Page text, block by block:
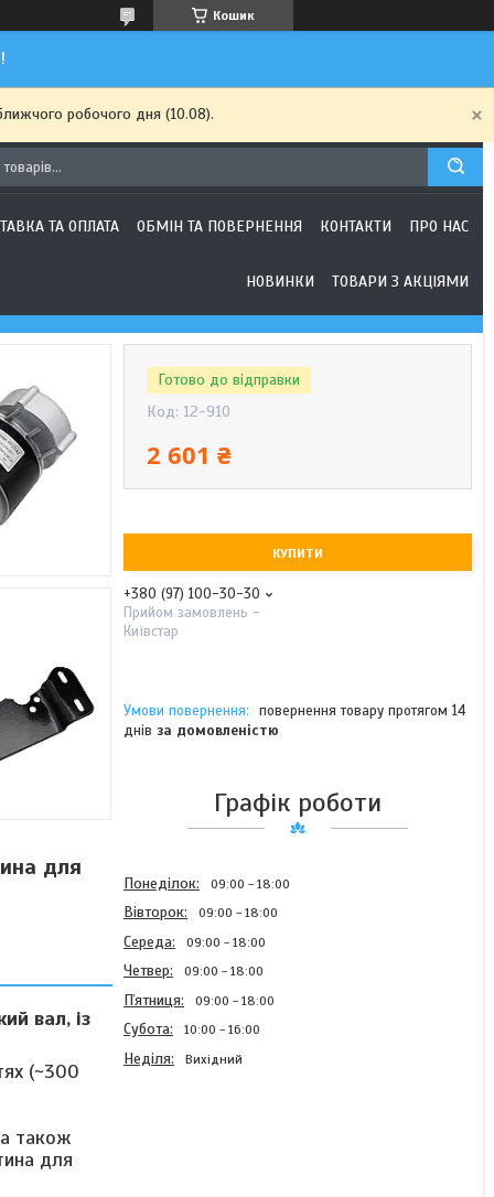
Кошик
робочого дня (10.08).
ТА ОПЛАТА ОБМІН ТА ПОВЕРНЕННЯ КОНТАКТИ ПРО НАС
НОВИНКИ ТОВАРИ З АКЦІЯМИ
для
вал, із
(~300
також
для
Готово до відправки
Код: 12-910
2 601 ₴
КУПИТИ
+380 (97) 100-30-30
Прийом замовлень -
Київстар
повернення товару протягом 14
днів за домовленістю
Графік роботи
Понеділок 09:00 18:00
Вівторок 09:00 18:00
Середа 09:00 18:00
Четвер 09:00 18:00
Пʼятниця 09:00 18:00
Субота 10:00 16:00
Неділя Вихідний